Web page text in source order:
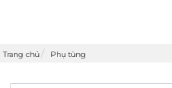
Trang chủ Phụ tùng